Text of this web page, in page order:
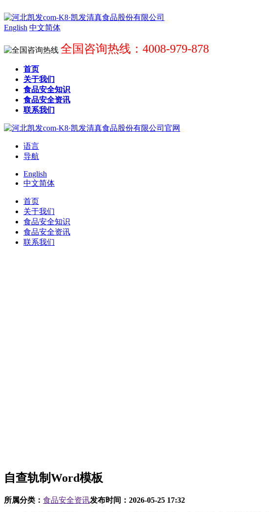
English 中文简体
全国咨询热线：4008-979-878
首页
关于我们
食品安全知识
食品安全资讯
联系我们
语言
导航
English
中文简体
首页
关于我们
食品安全知识
食品安全资讯
联系我们
自查轨制Word模板
所属分类： 食品安全资讯发布时间： 2026-05-25 17:32